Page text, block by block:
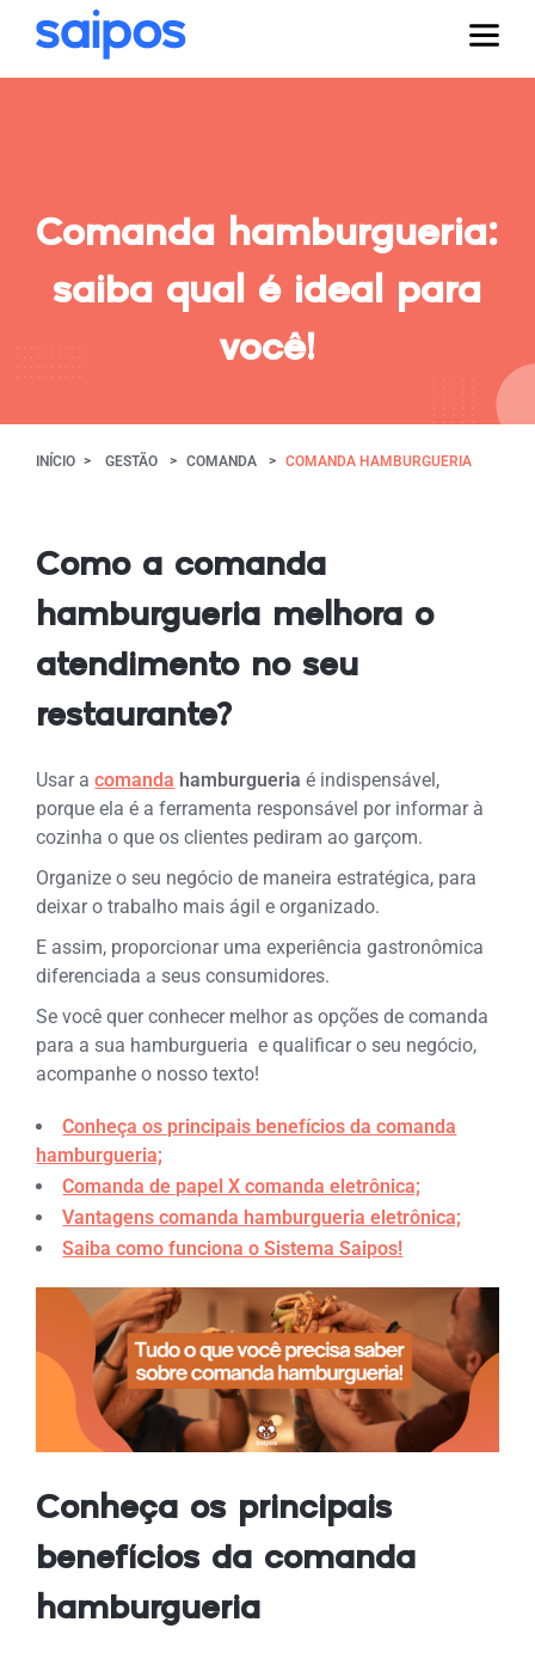
Comanda hamburgueria:
saiba qual é ideal para
você!
INÍCIO GESTÃO COMANDA COMANDA HAMBURGUERIA
Como a comanda
hamburgueria melhora o
atendimento no seu
restaurante?
Usar acomanda hamburgueria é indispensável,
porque ela é a ferramenta responsável por informar à
cozinha o que os clientes pediram ao garçom.
Organize o seu negócio de maneira estratégica, para
deixar o trabalho mais ágil e organizado.
E assim, proporcionar uma experiência gastronômica
diferenciada a seus consumidores.
Se você quer conhecer melhor as opções de comanda
para a sua hamburgueria e qualificar o seu negócio,
acompanhe o nosso texto!
Conheça os principais benefícios da comanda
hamburgueria;
Comanda de papel X comanda eletrônica;
Vantagens comanda hamburgueria eletrônica;
Saiba como funciona o Sistema Saipos!
Conheça os principais
benefícios da comanda
hamburgueria